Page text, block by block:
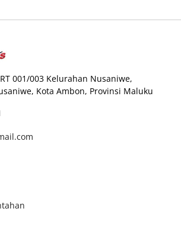
001/003 Kelurahan Nusaniwe,
Kota Ambon, Provinsi Maluku